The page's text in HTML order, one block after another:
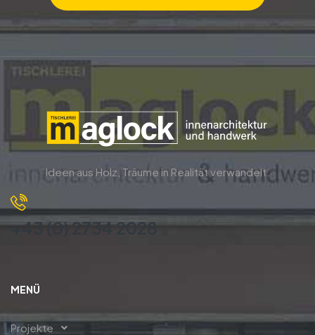
Ideen aus Holz, Träume in Realität verwandelt.
+43 (0) 2734 2028
MENÜ
Projekte